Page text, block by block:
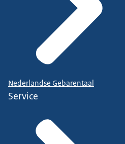
Nederlandse Gebarentaal
Service